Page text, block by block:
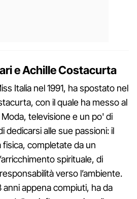
e Achille Costacurta
Italia nel 1991, ha spostato nel
con il quale ha messo al
televisione e un po' di
dedicarsi alle sue passioni: il
completate da un
spirituale, di
verso l’ambiente.
anni appena compiuti, ha da